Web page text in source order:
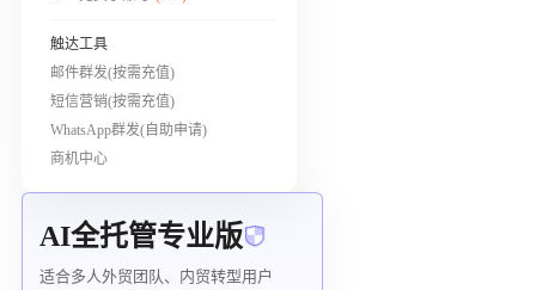
触达工具
邮件群发(按需充值)
短信营销(按需充值)
WhatsApp群发(自助申请)
商机中心
AI全托管专业版
适合多人外贸团队、内贸转型用户